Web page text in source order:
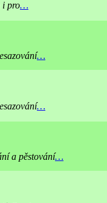
i pro…
…
…
a pěstování…